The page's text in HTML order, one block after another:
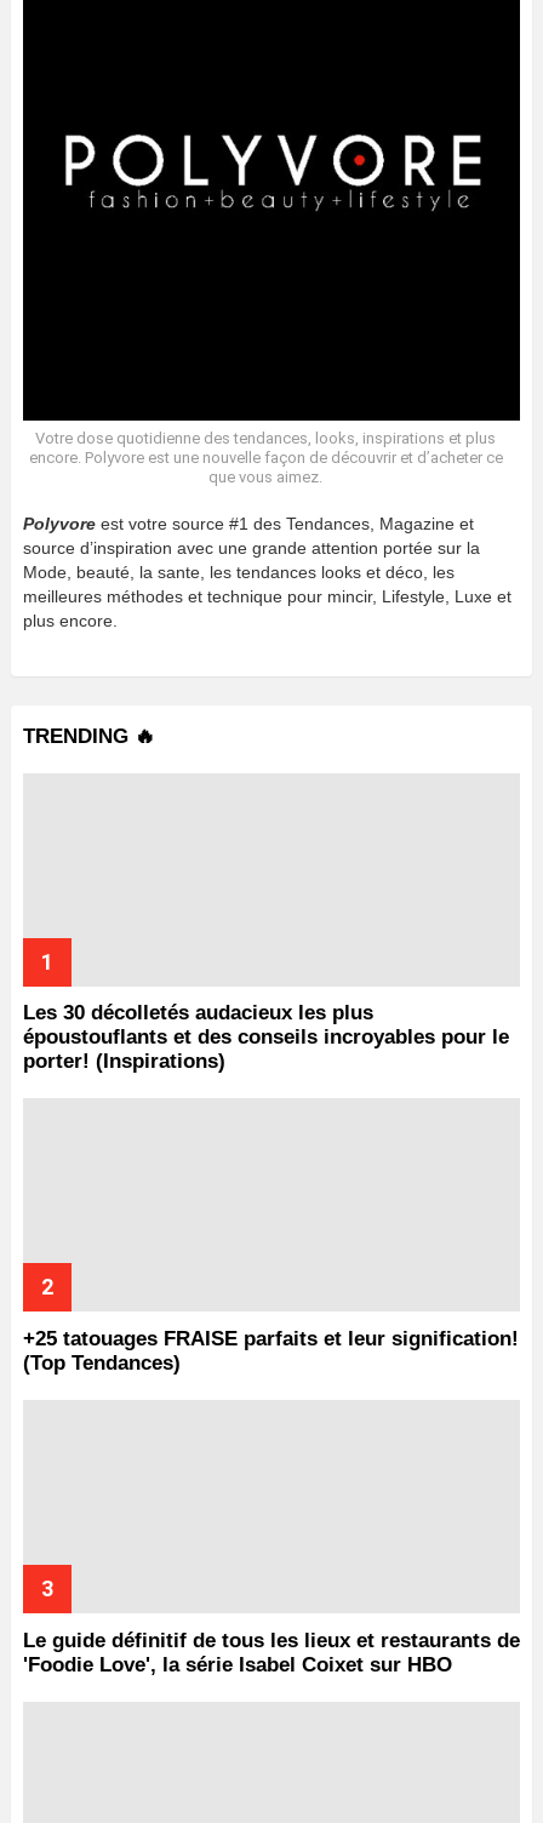
Votre dose quotidienne des tendances, looks, inspirations et plus
encore. Polyvore est une nouvelle façon de découvrir et d’acheter ce
que vous aimez.
Polyvore est votre source #1 des Tendances, Magazine et
source d’inspiration avec une grande attention portée sur la
Mode, beauté, la sante, les tendances looks et déco, les
meilleures méthodes et technique pour mincir, Lifestyle, Luxe et
plus encore.
TRENDING 🔥
Les 30 décolletés audacieux les plus
époustouflants et des conseils incroyables pour le
porter! (Inspirations)
+25 tatouages ​​FRAISE parfaits et leur signification!
(Top Tendances)
Le guide définitif de tous les lieux et restaurants de
'Foodie Love', la série Isabel Coixet sur HBO